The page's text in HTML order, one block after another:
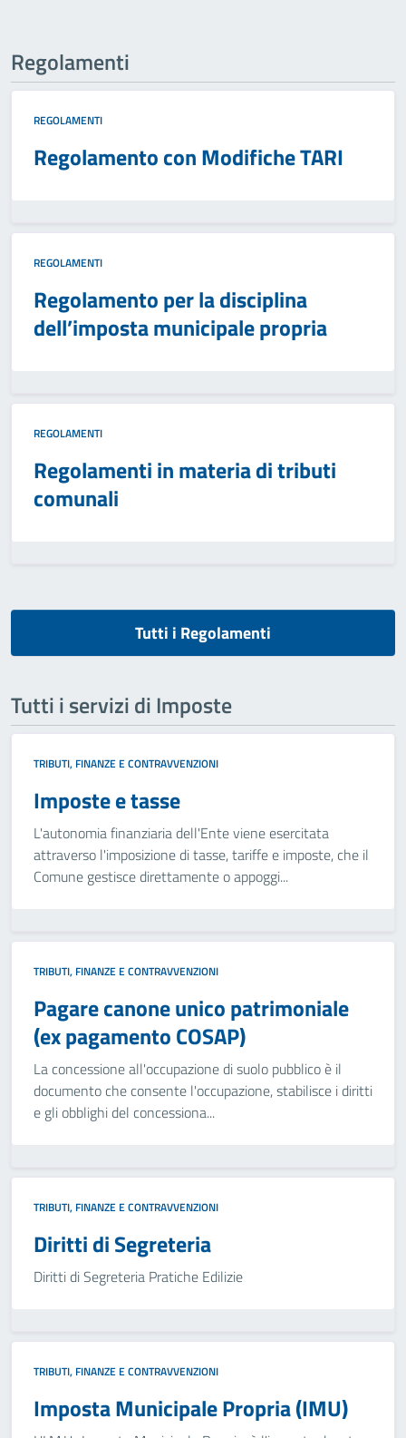
Regolamenti
REGOLAMENTI
Regolamento con Modifiche TARI
REGOLAMENTI
Regolamento per la disciplina
dell’imposta municipale propria
REGOLAMENTI
Regolamenti in materia di tributi
comunali
Tutti i Regolamenti
Tutti i servizi di Imposte
TRIBUTI, FINANZE E CONTRAVVENZIONI
Imposte e tasse
L'autonomia finanziaria dell'Ente viene esercitata
attraverso l'imposizione di tasse, tariffe e imposte, che il
Comune gestisce direttamente o appoggi...
TRIBUTI, FINANZE E CONTRAVVENZIONI
Pagare canone unico patrimoniale
(ex pagamento COSAP)
La concessione all'occupazione di suolo pubblico è il
documento che consente l'occupazione, stabilisce i diritti
e gli obblighi del concessiona...
TRIBUTI, FINANZE E CONTRAVVENZIONI
Diritti di Segreteria
Diritti di Segreteria Pratiche Edilizie
TRIBUTI, FINANZE E CONTRAVVENZIONI
Imposta Municipale Propria (IMU)